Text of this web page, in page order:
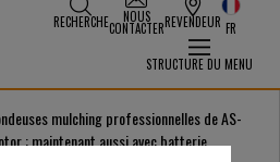
RECHERCHE NOUS
CONTACTERREVENDEUR FR
STRUCTURE DU MENU
mulching professionnelles de AS-
: maintenant aussi avec batterie